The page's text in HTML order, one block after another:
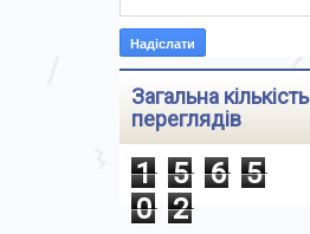
Загальна кількість
переглядів
1 5 6
5
0
2